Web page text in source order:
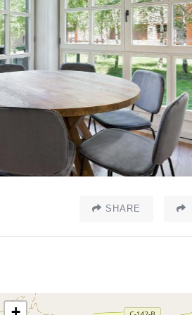
SHARE
+